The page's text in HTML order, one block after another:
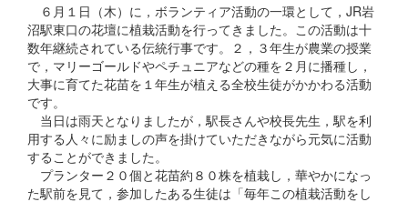
６月１日（木）に，ボランティア活動の一環として，JR岩
沼駅東口の花壇に植栽活動を行ってきました。この活動は十
数年継続されている伝統行事です。２，３年生が農業の授業
で，マリーゴールドやペチュニアなどの種を２月に播種し，
大事に育てた花苗を１年生が植える全校生徒がかかわる活動
です。
当日は雨天となりましたが，駅長さんや校長先生，駅を利
用する人々に励ましの声を掛けていただきながら元気に活動
することができました。
プランター２０個と花苗約８０株を植栽し，華やかになっ
た駅前を見て，参加したある生徒は「毎年この植栽活動をし